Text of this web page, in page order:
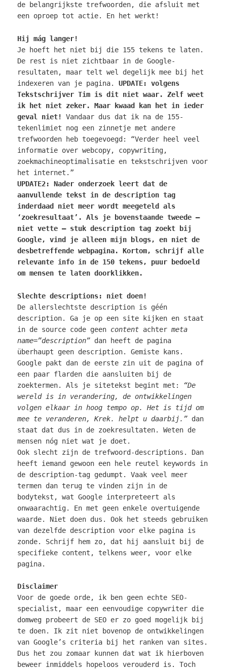
de belangrijkste trefwoorden, die afsluit met
een oproep tot actie. En het werkt!
Hij mág langer!
Je hoeft het niet bij die 155 tekens te laten.
De rest is niet zichtbaar in de Google-
resultaten, maar telt wel degelijk mee bij het
indexeren van je pagina.UPDATE: volgens
Tekstschrijver Tim is dit niet waar. Zelf weet
ik het niet zeker. Maar kwaad kan het in ieder
geval niet!
Vandaar dus dat ik na de 155-
tekenlimiet nog een zinnetje met andere
trefwoorden heb toegevoegd: “Verder heel veel
informatie over webcopy, copywriting,
zoekmachineoptimalisatie en tekstschrijven voor
het internet.”
UPDATE2: Nader onderzoek leert dat de
aanvullende tekst in de description tag
inderdaad niet meer wordt meegeteld als
‘zoekresultaat’. Als je bovenstaande tweede –
niet vette – stuk description tag zoekt bij
Google, vind je alleen mijn blogs, en niet de
desbetreffende webpagina. Kortom, schrijf alle
relevante info in de 150 tekens, puur bedoeld
om mensen te laten doorklikken.
Slechte descriptions: niet doen!
De allerslechtste description is géén
description. Ga je op een site kijken en staat
in de source code geen content achtermeta
name=”description” dan heeft de pagina
überhaupt geen description. Gemiste kans.
Google pakt dan de eerste zin uit de pagina of
een paar flarden die aansluiten bij de
zoektermen. Als je sitetekst begint met: “De
wereld is in verandering, de ontwikkelingen
volgen elkaar in hoog tempo op. Het is tijd om
mee te veranderen, Krek. helpt u daarbij.” dan
staat dat dus in de zoekresultaten. Weten de
mensen nóg niet wat je doet.
Ook slecht zijn de trefwoord-descriptions. Dan
heeft iemand gewoon een hele reutel keywords in
de description-tag gedumpt. Vaak veel meer
termen dan terug te vinden zijn in de
bodytekst, wat Google interpreteert als
onwaarachtig. En met geen enkele overtuigende
waarde. Niet doen dus. Ook het steeds gebruiken
van dezelfde description voor elke pagina is
zonde. Schrijf hem zo, dat hij aansluit bij de
specifieke content, telkens weer, voor elke
pagina.
Disclaimer
Voor de goede orde, ik ben geen echte SEO-
specialist, maar een eenvoudige copywriter die
domweg probeert de SEO er zo goed mogelijk bij
te doen. Ik zit niet bovenop de ontwikkelingen
van Google’s criteria bij het ranken van sites.
Dus het zou zomaar kunnen dat wat ik hierboven
beweer inmiddels hopeloos verouderd is. Toch